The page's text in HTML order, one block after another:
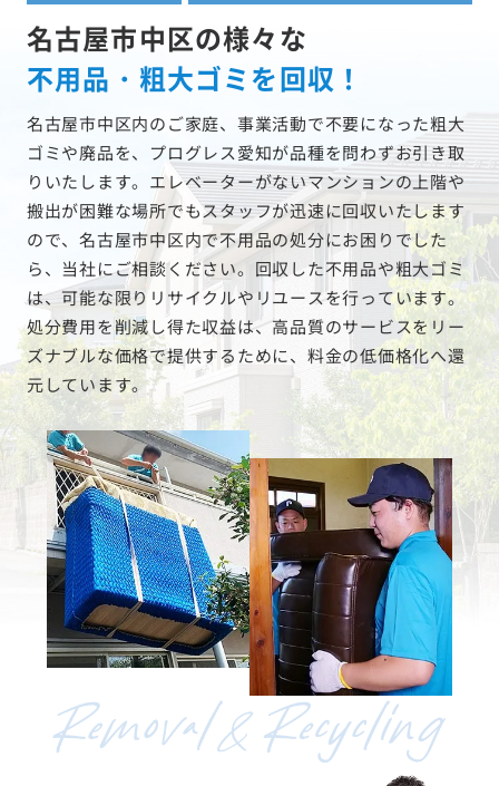
名古屋市中区の様々な
不用品・粗大ゴミを回収！
名古屋市中区内のご家庭、事業活動で不要になった粗大
ゴミや廃品を、プログレス愛知が品種を問わずお引き取
りいたします。エレベーターがないマンションの上階や
搬出が困難な場所でもスタッフが迅速に回収いたします
ので、名古屋市中区内で不用品の処分にお困りでした
ら、当社にご相談ください。回収した不用品や粗大ゴミ
は、可能な限りリサイクルやリユースを行っています。
処分費用を削減し得た収益は、高品質のサービスをリー
ズナブルな価格で提供するために、料金の低価格化へ還
元しています。